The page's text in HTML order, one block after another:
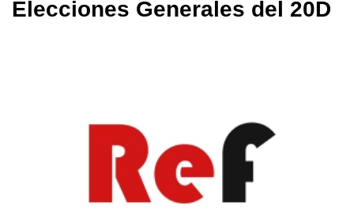
Elecciones Generales del 20D